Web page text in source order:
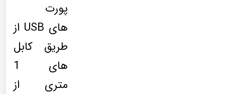
پورت
های USB از
طریق کابل
های 1
متری از